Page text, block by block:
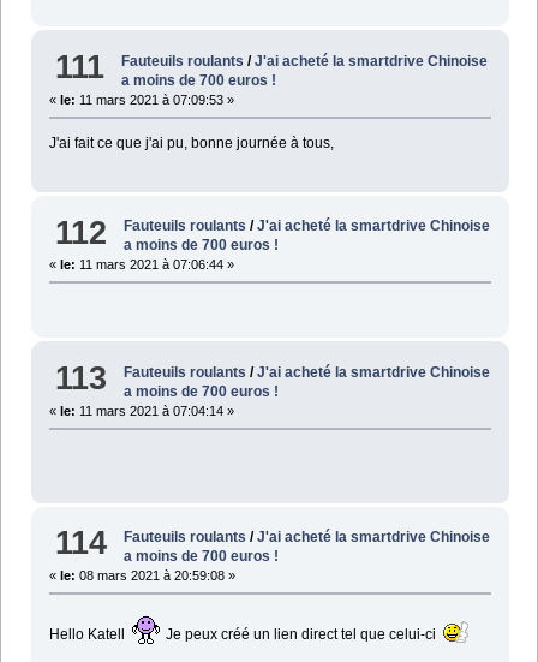
111 Fauteuils roulants /J'ai acheté la smartdrive Chinoise
a moins de 700 euros !
« le: 11 mars 2021 à 07:09:53 »
J'ai fait ce que j'ai pu, bonne journée à tous,
112 Fauteuils roulants /J'ai acheté la smartdrive Chinoise
a moins de 700 euros !
« le: 11 mars 2021 à 07:06:44 »
113 Fauteuils roulants /J'ai acheté la smartdrive Chinoise
a moins de 700 euros !
« le: 11 mars 2021 à 07:04:14 »
114 Fauteuils roulants /J'ai acheté la smartdrive Chinoise
a moins de 700 euros !
« le: 08 mars 2021 à 20:59:08 »
Hello Katell Je peux créé un lien direct tel que celui-ci